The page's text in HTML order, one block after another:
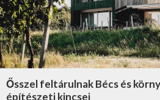
Ősszel feltárulnak Bécs és
építészeti kincsei